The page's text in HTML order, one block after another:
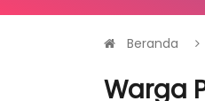
Beranda
Warga